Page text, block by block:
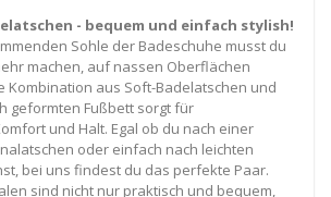
- bequem und einfach stylish!
Sohle der Badeschuhe musst du
machen, auf nassen Oberflächen
Kombination aus Soft-Badelatschen und
geformten Fußbett sorgt für
und Halt. Egal ob du nach einer
oder einfach nach leichten
bei uns findest du das perfekte Paar.
sind nicht nur praktisch und bequem,